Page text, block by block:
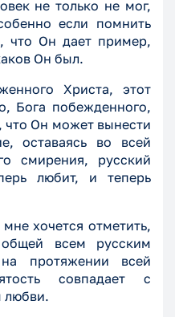
не только не мог,
если помнить
что Он дает пример,
Он был.
Христа, этот
Бога побежденного,
что Он может вынести
оставаясь во всей
смирения, русский
любит, и теперь
хочется отметить,
всем русским
протяжении всей
совпадает с
любви.